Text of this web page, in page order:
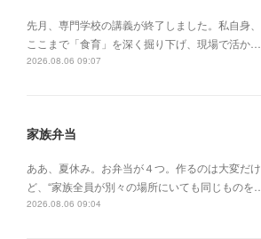
先月、専門学校の講義が終了しました。私自身、
ここまで「食育」を深く掘り下げ、現場で活か…
2026.08.06 09:07
家族弁当
ああ、夏休み。お弁当が４つ。作るのは大変だけ
ど、“家族全員が別々の場所にいても同じものを…
2026.08.06 09:04